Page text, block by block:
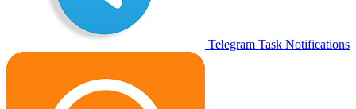
Telegram Task Notifications